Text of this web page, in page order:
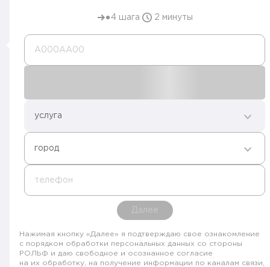
4 шага 2 минуты
А000AA00
услуга
город
телефон
Далее
Нажимая кнопку «Далее» я подтверждаю свое ознакомление
с порядком обработки персональных данных со стороны
РОЛЬФ и даю свободное и осознанное согласие
на их обработку, на получение информации по каналам связи,